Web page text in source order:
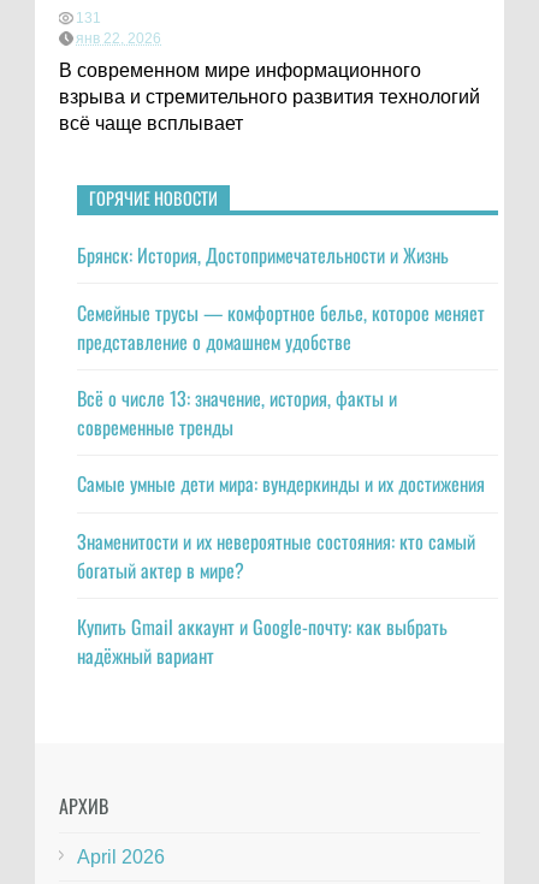
131
янв 22, 2026
В современном мире информационного
взрыва и стремительного развития технологий
всё чаще всплывает
ГОРЯЧИЕ НОВОСТИ
Брянск: История, Достопримечательности и Жизнь
Семейные трусы — комфортное белье, которое меняет
представление о домашнем удобстве
Всё о числе 13: значение, история, факты и
современные тренды
Самые умные дети мира: вундеркинды и их достижения
Знаменитости и их невероятные состояния: кто самый
богатый актер в мире?
Купить Gmail аккаунт и Google-почту: как выбрать
надёжный вариант
АРХИВ
April 2026